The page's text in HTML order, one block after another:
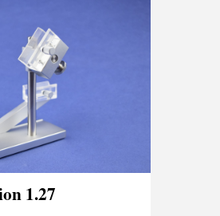
Höchstpreis
1.27